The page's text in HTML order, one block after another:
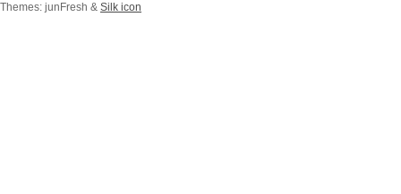
Themes: junFresh & Silk icon